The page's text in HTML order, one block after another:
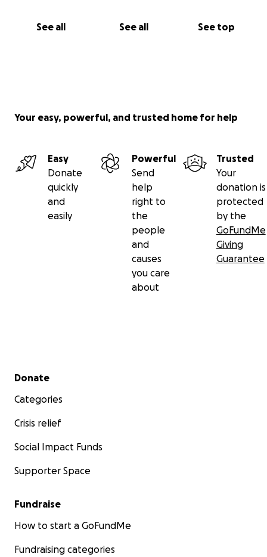
See all See all See top
Your easy, powerful, and trusted home for help
Easy
Donate
quickly
and
easily
Powerful
Send
help
right to
the
people
and
causes
you care
about
Trusted
Your
donation is
protected
by the
GoFundMe
Giving
Guarantee
Secondary menu
Donate
Categories
Crisis relief
Social Impact Funds
Supporter Space
Fundraise
How to start a GoFundMe
Fundraising categories